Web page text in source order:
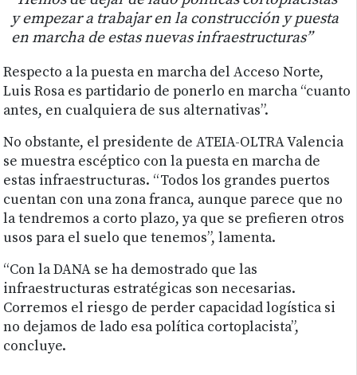
y empezar a trabajar en la construcción y puesta
en marcha de estas nuevas infraestructuras”
Respecto a la puesta en marcha del Acceso Norte,
Luis Rosa es partidario de ponerlo en marcha “cuanto
antes, en cualquiera de sus alternativas”.
No obstante, el presidente de ATEIA-OLTRA Valencia
se muestra escéptico con la puesta en marcha de
estas infraestructuras. “Todos los grandes puertos
cuentan con una zona franca, aunque parece que no
la tendremos a corto plazo, ya que se prefieren otros
usos para el suelo que tenemos”, lamenta.
“Con la DANA se ha demostrado que las
infraestructuras estratégicas son necesarias.
Corremos el riesgo de perder capacidad logística si
no dejamos de lado esa política cortoplacista”,
concluye.